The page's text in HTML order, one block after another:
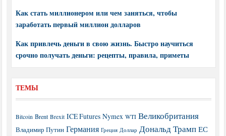
Как стать миллионером или чем заняться, чтобы
заработать первый миллион долларов
Как привлечь деньги в свою жизнь. Быстро научиться
срочно получать деньги: рецепты, правила, приметы
ТЕМЫ
Bitcoin Brent Brexit ICE Futures Nymex WTI Великобритания
Владимир Путин Германия Греция Доллар Дональд Трамп ЕС